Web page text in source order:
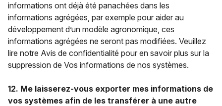
informations ont déjà été panachées dans les
informations agrégées, par exemple pour aider au
développement d’un modèle agronomique, ces
informations agrégées ne seront pas modifiées. Veuillez
lire notre Avis de confidentialité pour en savoir plus sur la
suppression de Vos informations de nos systèmes.
12. Me laisserez-vous exporter mes informations de
vos systèmes afin de les transférer à une autre